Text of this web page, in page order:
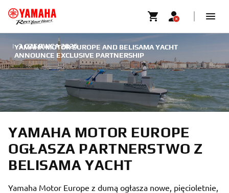
YAMAHA MOTOR EUROPE AND BELISAMA YACHT
ANNOUNCE EXCLUSIVE PARTNERSHIP
| 3 CZERWCA 2026
YAMAHA MOTOR EUROPE
OGŁASZA PARTNERSTWO Z
BELISAMA YACHT
Yamaha Motor Europe z dumą ogłasza nowe, pięcioletnie,